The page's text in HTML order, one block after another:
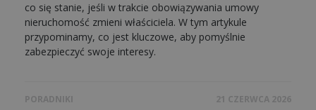
co się stanie, jeśli w trakcie obowiązywania umowy
nieruchomość zmieni właściciela. W tym artykule
przypominamy, co jest kluczowe, aby pomyślnie
zabezpieczyć swoje interesy.
PORADNIKI 21 CZERWCA 2026